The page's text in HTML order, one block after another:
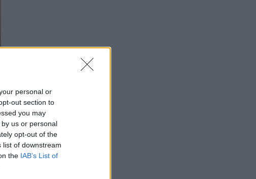
personal or
out section to
you may
us or personal
opt-out of the
list of downstream
the IAB’s List of